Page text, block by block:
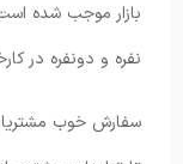
بازار موجب شده
نفره و دونفره در
سفارش خوب